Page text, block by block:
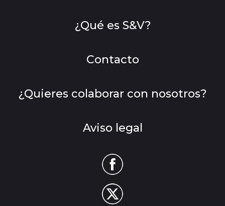
¿Qué es S&V?
Contacto
¿Quieres colaborar con nosotros?
Aviso legal